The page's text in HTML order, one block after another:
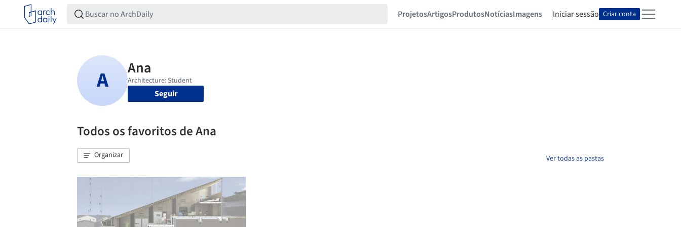
ProjetosArtigosProdutosNotíciasImagens Iniciar sessão Criar conta
Seguir
Todos os favoritos de Ana
Organizar Ver todas as pastas